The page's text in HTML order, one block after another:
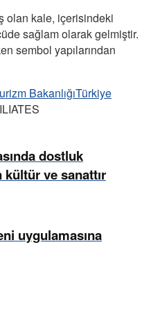
olan kale, içerisindeki
sağlam olarak gelmiştir.
sembol yapılarından
BakanlığıTürkiye
dostluk
ve sanattır
uygulamasına